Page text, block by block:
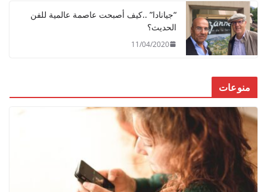
“جيانادا” ..كيف أصبحت عاصمة عالمية للفن
الحديث؟
11/04/2020
منوعات